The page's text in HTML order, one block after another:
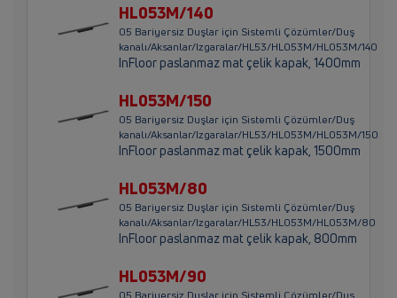
HL053M/140
05 Bariyersiz Duşlar için Sistemli Çözümler/Duş
kanalı/Aksanlar/Izgaralar/HL53/HL053M/HL053M/140
InFloor paslanmaz mat çelik kapak, 1400mm
HL053M/150
05 Bariyersiz Duşlar için Sistemli Çözümler/Duş
kanalı/Aksanlar/Izgaralar/HL53/HL053M/HL053M/150
InFloor paslanmaz mat çelik kapak, 1500mm
HL053M/80
05 Bariyersiz Duşlar için Sistemli Çözümler/Duş
kanalı/Aksanlar/Izgaralar/HL53/HL053M/HL053M/80
InFloor paslanmaz mat çelik kapak, 800mm
HL053M/90
05 Bariyersiz Duşlar için Sistemli Çözümler/Duş